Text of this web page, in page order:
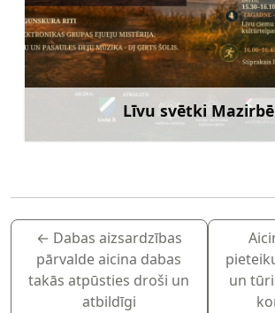
Līvu svētki Mazirbē
← Dabas aizsardzības
pārvalde aicina dabas
takās atpūsties droši un
atbildīgi
un